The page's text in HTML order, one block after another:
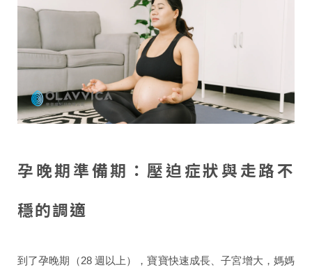
孕晚期準備期：壓迫症狀與走路不
穩的調適
到了孕晚期（28 週以上），寶寶快速成長、子宮增大，媽媽